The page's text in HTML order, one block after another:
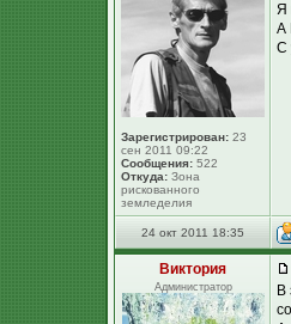
Зарегистрирован: 23
сен 2011 09:22
Сообщения: 522
Откуда: Зона
рискованного
земледелия
Я
А
С
24 окт 2011 18:35
Виктория
Администратор
В